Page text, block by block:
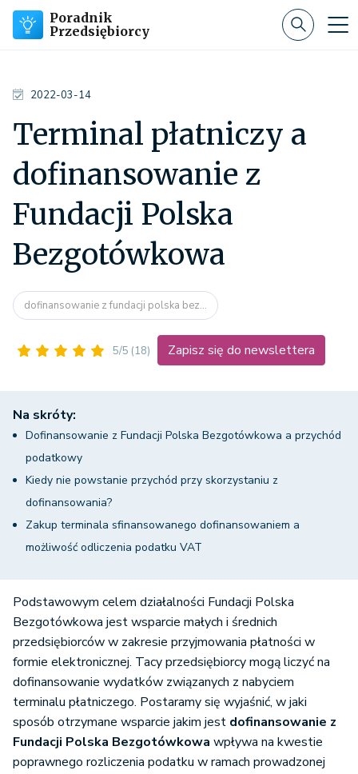
Poradnik
Przedsiębiorcy
2022-03-14
Terminal płatniczy a
dofinansowanie z
Fundacji Polska
Bezgotówkowa
dofinansowanie z fundacji polska bez...
5/5 (18) Zapisz się do newslettera
Na skróty:
Dofinansowanie z Fundacji Polska Bezgotówkowa a przychód
podatkowy
Kiedy nie powstanie przychód przy skorzystaniu z
dofinansowania?
Zakup terminala sfinansowanego dofinansowaniem a
możliwość odliczenia podatku VAT
Podstawowym celem działalności Fundacji Polska
Bezgotówkowa jest wsparcie małych i średnich
przedsiębiorców w zakresie przyjmowania płatności w
formie elektronicznej. Tacy przedsiębiorcy mogą liczyć na
dofinansowanie wydatków związanych z nabyciem
terminalu płatniczego. Postaramy się wyjaśnić, w jaki
sposób otrzymane wsparcie jakim jest dofinansowanie z
Fundacji Polska Bezgotówkowa wpływa na kwestie
poprawnego rozliczenia podatku w ramach prowadzonej